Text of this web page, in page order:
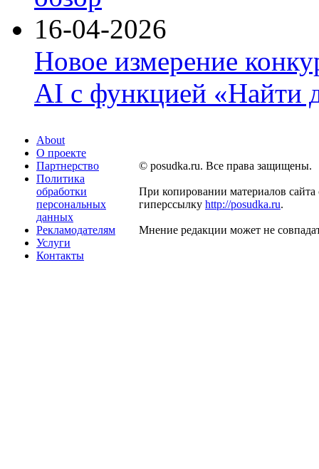
16-04-2026
Новое измерение
AI с функцией «Найти
About
О проекте
Партнерство
Политика
обработки
персональных
данных
Рекламодателям
Услуги
Контакты
© posudka.ru. Все права защищены.
При копировании материалов сайта
гиперссылку http://posudka.ru.
Мнение редакции может не